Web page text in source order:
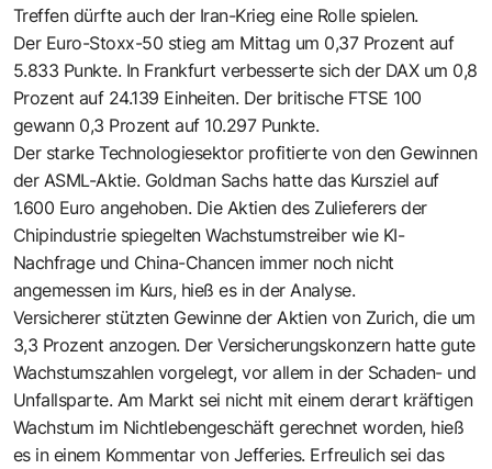
Treffen dürfte auch der Iran-Krieg eine Rolle spielen.
Der Euro-Stoxx-50 stieg am Mittag um 0,37 Prozent auf
5.833 Punkte. In Frankfurt verbesserte sich der DAX um 0,8
Prozent auf 24.139 Einheiten. Der britische FTSE 100
gewann 0,3 Prozent auf 10.297 Punkte.
Der starke Technologiesektor profitierte von den Gewinnen
der ASML-Aktie. Goldman Sachs hatte das Kursziel auf
1.600 Euro angehoben. Die Aktien des Zulieferers der
Chipindustrie spiegelten Wachstumstreiber wie KI-
Nachfrage und China-Chancen immer noch nicht
angemessen im Kurs, hieß es in der Analyse.
Versicherer stützten Gewinne der Aktien von Zurich, die um
3,3 Prozent anzogen. Der Versicherungskonzern hatte gute
Wachstumszahlen vorgelegt, vor allem in der Schaden- und
Unfallsparte. Am Markt sei nicht mit einem derart kräftigen
Wachstum im Nichtlebengeschäft gerechnet worden, hieß
es in einem Kommentar von Jefferies. Erfreulich sei das